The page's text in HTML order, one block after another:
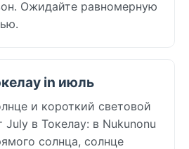
Ожидайте равномерную
in июль
и короткий световой
July в Токелау: в Nukunonu
солнца, солнце